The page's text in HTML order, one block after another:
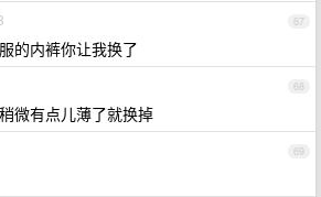
67
的内裤你让我换了
68
微有点儿薄了就换掉
69